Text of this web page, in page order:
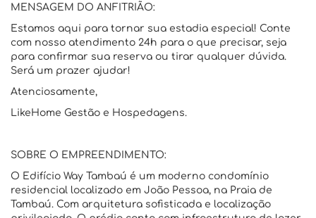
MENSAGEM DO ANFITRIÃO:
Estamos aqui para tornar sua estadia especial! Conte
com nosso atendimento 24h para o que precisar, seja
para confirmar sua reserva ou tirar qualquer dúvida.
Será um prazer ajudar!
Atenciosamente,
LikeHome Gestão e Hospedagens.
SOBRE O EMPREENDIMENTO:
O Edifício Way Tambaú é um moderno condomínio
residencial localizado em João Pessoa, na Praia de
Tambaú. Com arquitetura sofisticada e localização